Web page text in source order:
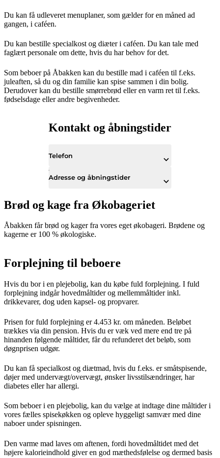
Du kan få udleveret menuplaner, som gælder for en måned ad
gangen, i caféen.
Du kan bestille specialkost og diæter i caféen. Du kan tale med
faglært personale om dette, hvis du har behov for det.
Som beboer på Åbakken kan du bestille mad i caféen til f.eks.
juleaften, så du og din familie kan spise sammen i din bolig.
Derudover kan du bestille smørrebrød eller en varm ret til f.eks.
fødselsdage eller andre begivenheder.
Kontakt og åbningstider
Telefon
Adresse og åbningstider
Brød og kage fra Økobageriet
Åbakken får brød og kager fra vores eget økobageri. Brødene og
kagerne er 100 % økologiske.
Forplejning til beboere
Hvis du bor i en plejebolig, kan du købe fuld forplejning. I fuld
forplejning indgår hovedmåltider og mellemmåltider inkl.
drikkevarer, dog uden kapsel- og propvarer.
Prisen for fuld forplejning er 4.453 kr. om måneden. Beløbet
trækkes via din pension. Hvis du er væk ved mere end tre på
hinanden følgende måltider, får du refunderet det beløb, som
døgnprisen udgør.
Du kan få specialkost og diætmad, hvis du f.eks. er småtspisende,
døjer med undervægt/overvægt, ønsker livsstilsændringer, har
diabetes eller har allergi.
Som beboer i en plejebolig, kan du vælge at indtage dine måltider i
vores fælles spisekøkken og opleve hyggeligt samvær med dine
naboer under spisningen.
Den varme mad laves om aftenen, fordi hovedmåltidet med det
højere kalorieindhold giver en god mæthedsfølelse og dermed basis